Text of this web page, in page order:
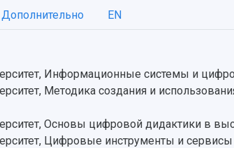
Дополнительно EN
Информационные системы и
Методика создания и
Основы цифровой дидактики в
Цифровые инструменты и сервисы